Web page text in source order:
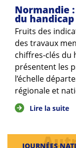
Normandie
du handicap
Fruits des
des travaux
chiffres-clés du
présentent les
l’échelle
régionale et
Lire la suite
JOURNÉES